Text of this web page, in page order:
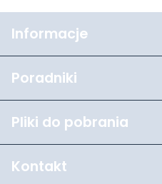
Informacje
Poradniki
Pliki do pobrania
Kontakt